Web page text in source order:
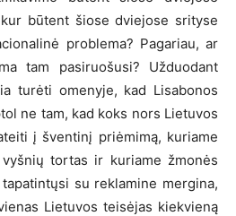
būtent šiose dviejose srityse
problema? Pagariau, ar
tam pasiruošusi? Užduodant
turėti omenyje, kad Lisabonos
ne tam, kad koks nors Lietuvos
į šventinį priėmimą, kuriame
tortas ir kuriame žmonės
su reklamine mergina,
Lietuvos teisėjas kiekvieną